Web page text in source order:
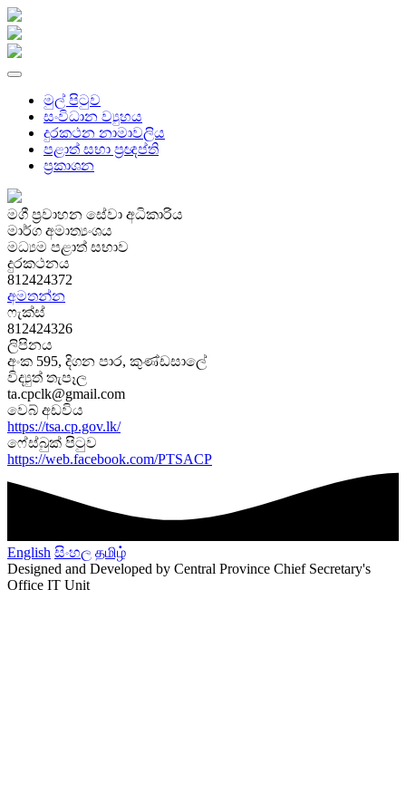
මුල් පිටුව
සංවිධාන ව්‍යුහය
දුරකථන නාමාවලිය
පළාත් සභා ප්‍රඥප්ති
ප්‍රකාශන
මගී ප්‍රවාහන සේවා අධිකාරිය
මාර්ග අමාත්‍යංශය
මධ්‍යම පළාත් සභාව
දුරකථනය
812424372
අමතන්න
ෆැක්ස්
812424326
ලිපිනය
අංක 595, දිගන පාර, කුණ්ඩසාලේ
විද්‍යුත් තැපෑල
ta.cpclk@gmail.com
වෙබ් අඩවිය
https://tsa.cp.gov.lk/
ෆේස්බුක් පිටුව
https://web.facebook.com/PTSACP
English සිංහල தமிழ்
Designed and Developed by Central Province Chief Secretary's
Office IT Unit